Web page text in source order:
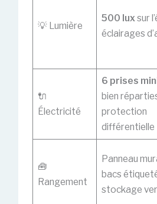
💡 Lumière
500 luxsur
éclairages
🔌
Électricité
6 prises
bien
protection
différentielle
🧰
Rangement
Panneau
bacs
stockage